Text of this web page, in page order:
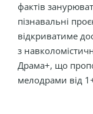
фактів
пізнавальні
відкриватиме
з
Драма+, що
мелодрами від